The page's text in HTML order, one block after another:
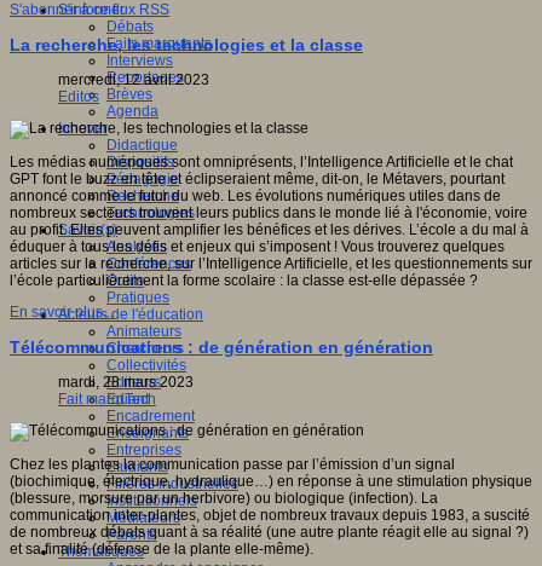
S'informer
Débats
Faits marquants
Interviews
Reportages
Brèves
Agenda
Innover
Didactique
Dispositifs
Pédagogie
Recherche
Technologies
Savoir(s)
Analyses
Conférences
Outils
Pratiques
Acteurs de l'éducation
Animateurs
Chercheurs
Collectivités
Editeurs
EdTech
Encadrement
Enseignants
Entreprises
Etudiants
Filières industrielles
Institutionnels
Médiateurs
Parents
Thématiques
S'abonner à ce flux RSS
La recherche, les technologies et la classe
mercredi, 12 avril 2023
Editos
Les médias numériques sont omniprésents, l’Intelligence Artificielle et le chat
GPT font le buzz en tête et éclipseraient même, dit-on, le Métavers, pourtant
annoncé comme le futur du web. Les évolutions numériques utiles dans de
nombreux secteurs trouvent leurs publics dans le monde lié à l'économie, voire
au profit. Elles peuvent amplifier les bénéfices et les dérives. L’école a du mal à
éduquer à tous les défis et enjeux qui s’imposent ! Vous trouverez quelques
articles sur la recherche, sur l’Intelligence Artificielle, et les questionnements sur
l’école particulièrement la forme scolaire : la classe est-elle dépassée ?
En savoir plus...
Télécommunications : de génération en génération
mardi, 28 mars 2023
Fait marquant
Chez les plantes la communication passe par l’émission d’un signal
(biochimique, électrique, hydraulique…) en réponse à une stimulation physique
(blessure, morsure par un herbivore) ou biologique (infection). La
communication inter-plantes, objet de nombreux travaux depuis 1983, a suscité
de nombreux débats quant à sa réalité (une autre plante réagit elle au signal ?)
et sa finalité (défense de la plante elle-même).